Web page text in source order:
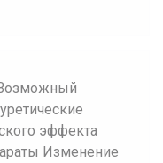
Возможный
эффекта
Изменение